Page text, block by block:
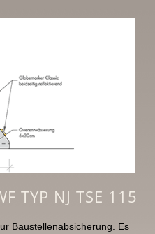
TYP NJ TSE 115
Baustellenabsicherung. Es